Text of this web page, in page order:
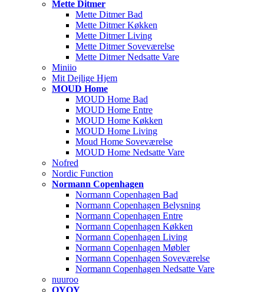
Mette Ditmer
Mette Ditmer Bad
Mette Ditmer Køkken
Mette Ditmer Living
Mette Ditmer Soveværelse
Mette Ditmer Nedsatte Vare
Miniio
Mit Dejlige Hjem
MOUD Home
MOUD Home Bad
MOUD Home Entre
MOUD Home Køkken
MOUD Home Living
Moud Home Soveværelse
MOUD Home Nedsatte Vare
Nofred
Nordic Function
Normann Copenhagen
Normann Copenhagen Bad
Normann Copenhagen Belysning
Normann Copenhagen Entre
Normann Copenhagen Køkken
Normann Copenhagen Living
Normann Copenhagen Møbler
Normann Copenhagen Soveværelse
Normann Copenhagen Nedsatte Vare
nuuroo
OYOY